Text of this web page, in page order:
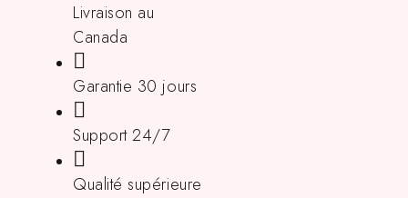
Livraison au
Canada
Garantie 30 jours
Support 24/7
Qualité supérieure